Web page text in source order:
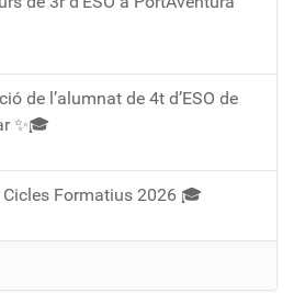
de l’alumnat de 4t d’ESO de
✨🎓
Formatius 2026 🎓